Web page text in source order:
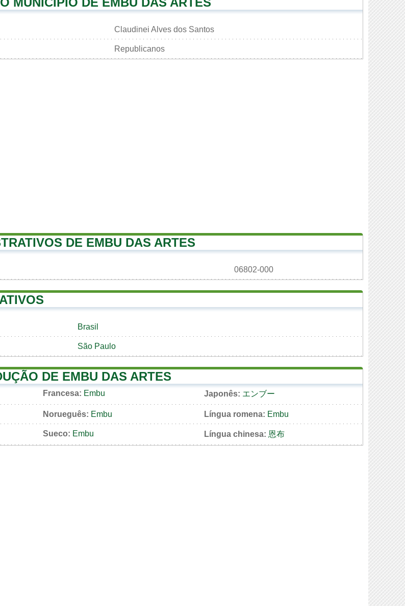
Claudinei Alves dos Santos
Republicanos
DE EMBU DAS ARTES
06802-000
Brasil
São Paulo
DE EMBU DAS ARTES
Francesa: Embu Japonês: エンブー
Norueguês: Embu Língua romena: Embu
Sueco: Embu Língua chinesa: 恩布